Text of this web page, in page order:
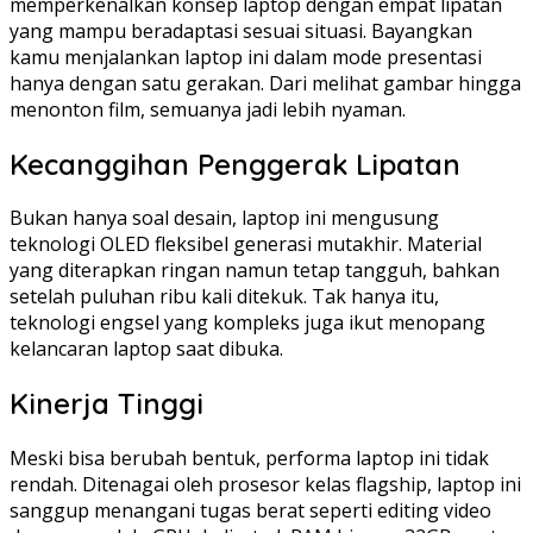
yang mampu beradaptasi sesuai situasi. Bayangkan
kamu menjalankan laptop ini dalam mode presentasi
hanya dengan satu gerakan. Dari melihat gambar hingga
menonton film, semuanya jadi lebih nyaman.
Kecanggihan Penggerak Lipatan
Bukan hanya soal desain, laptop ini mengusung
teknologi OLED fleksibel generasi mutakhir. Material
yang diterapkan ringan namun tetap tangguh, bahkan
setelah puluhan ribu kali ditekuk. Tak hanya itu,
teknologi engsel yang kompleks juga ikut menopang
kelancaran laptop saat dibuka.
Kinerja Tinggi
Meski bisa berubah bentuk, performa laptop ini tidak
rendah. Ditenagai oleh prosesor kelas flagship, laptop ini
sanggup menangani tugas berat seperti editing video